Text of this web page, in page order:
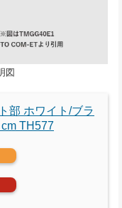
図
部 ホワイト/ブラ
TH577